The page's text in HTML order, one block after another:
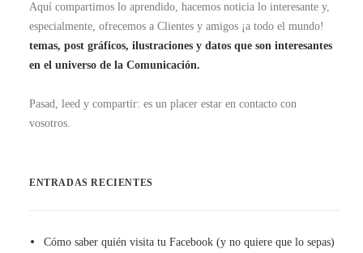
Aquí compartimos lo aprendido, hacemos noticia lo interesante y,
especialmente, ofrecemos a Clientes y amigos ¡a todo el mundo!
temas, post gráficos, ilustraciones y datos que son interesantes
en el universo de la Comunicación.
Pasad, leed y compartir: es un placer estar en contacto con
vosotros.
ENTRADAS RECIENTES
Cómo saber quién visita tu Facebook (y no quiere que lo sepas)